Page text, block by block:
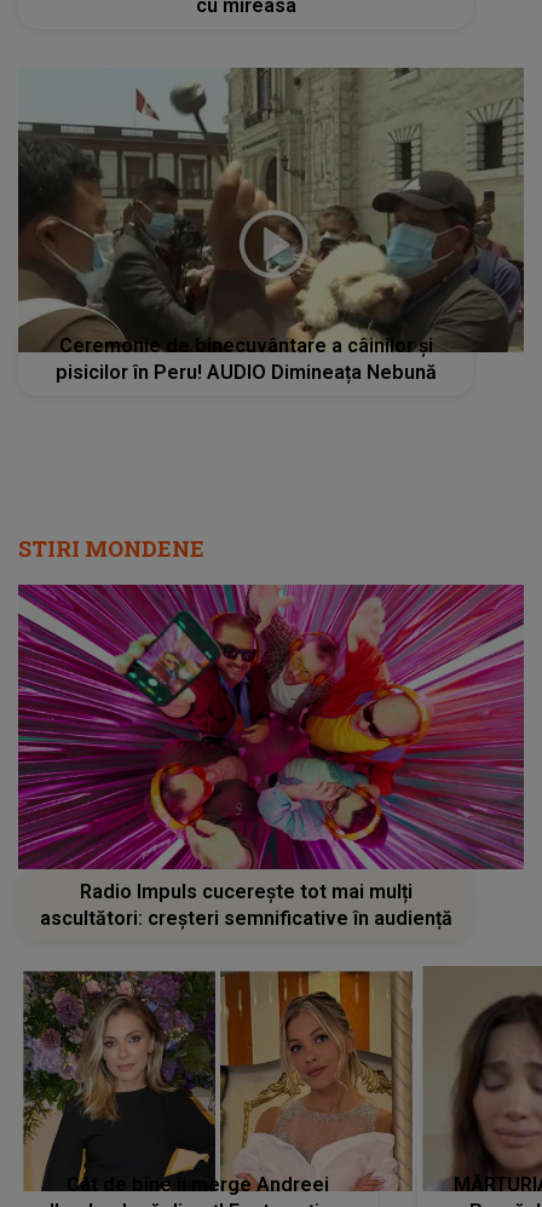
cu mireasa
Ceremonie de binecuvântare a câinilor și
pisicilor în Peru! AUDIO Dimineața Nebună
STIRI MONDENE
Radio Impuls cucerește tot mai mulți
ascultători: creșteri semnificative în audiență
Cât de bine îi merge Andreei